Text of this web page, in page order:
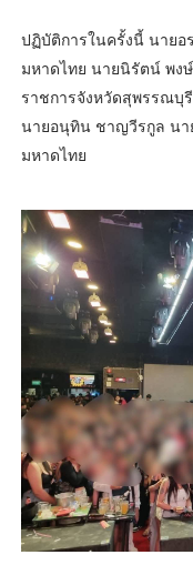
ปฏิบัติการในครั้งนี้ นาย
มหาดไทย นายนิรัตน์ พง
ราชการจังหวัดสุพรรณบุ
นายอนุทิน ชาญวีรกูล นา
มหาดไทย